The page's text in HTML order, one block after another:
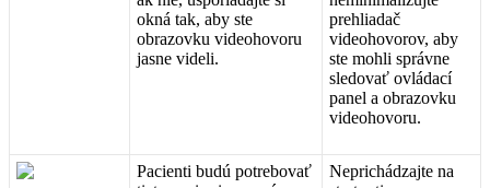
okná tak, aby ste
obrazovku videohovoru
jasne videli.
prehliadač
videohovorov, aby
ste mohli správne
sledovať ovládací
panel a obrazovku
videohovoru.
Pacienti budú potrebovať
Neprichádzajte na